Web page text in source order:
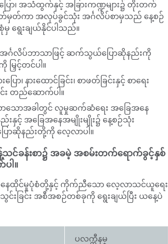
ပြော၊ အသံထွက်နှင့် အခြားကဏ္ဍများ၌ တိုးတက်
သတ်မှတ်ကာ အလုပ်ခွင်သုံး အင်္ဂလိပ်စာမှသည် နေ့စဉ်
ရွေးချယ်နိုင်ပါသည်။
အင်္ဂလိပ်ဘာသာဖြင့် ဆက်သွယ်ပြောဆိုနည်းကို
ြှင့်တင်ပါ။
၊ နားထောင်ခြင်း၊ စာဖတ်ခြင်းနှင့် စာရေး
င်း တည်ဆောက်ပါ။
သောအခါတွင် လူမှုဆက်ဆံရေး အခြေအနေ
းနှင့် အခြေအနေအမျိုးမျိုး၌ နေ့စဉ်သုံး
ောဆိုနည်းတို့ကို လေ့လာပါ။
ခန်းစာ၌ အခမဲ့ အစမ်းတက်ရောက်ခွင့်နှစ်
ါ။
ေထိုင်မှုပုံစံတို့နှင့် ကိုက်ညီသော လေ့လာသင်ယူရေး
သွင်းခြင်း အစီအစဉ်တစ်ခုကို ရွေးချယ်ပြီး ယနေ့ပဲ
ပလက္တီနမ္